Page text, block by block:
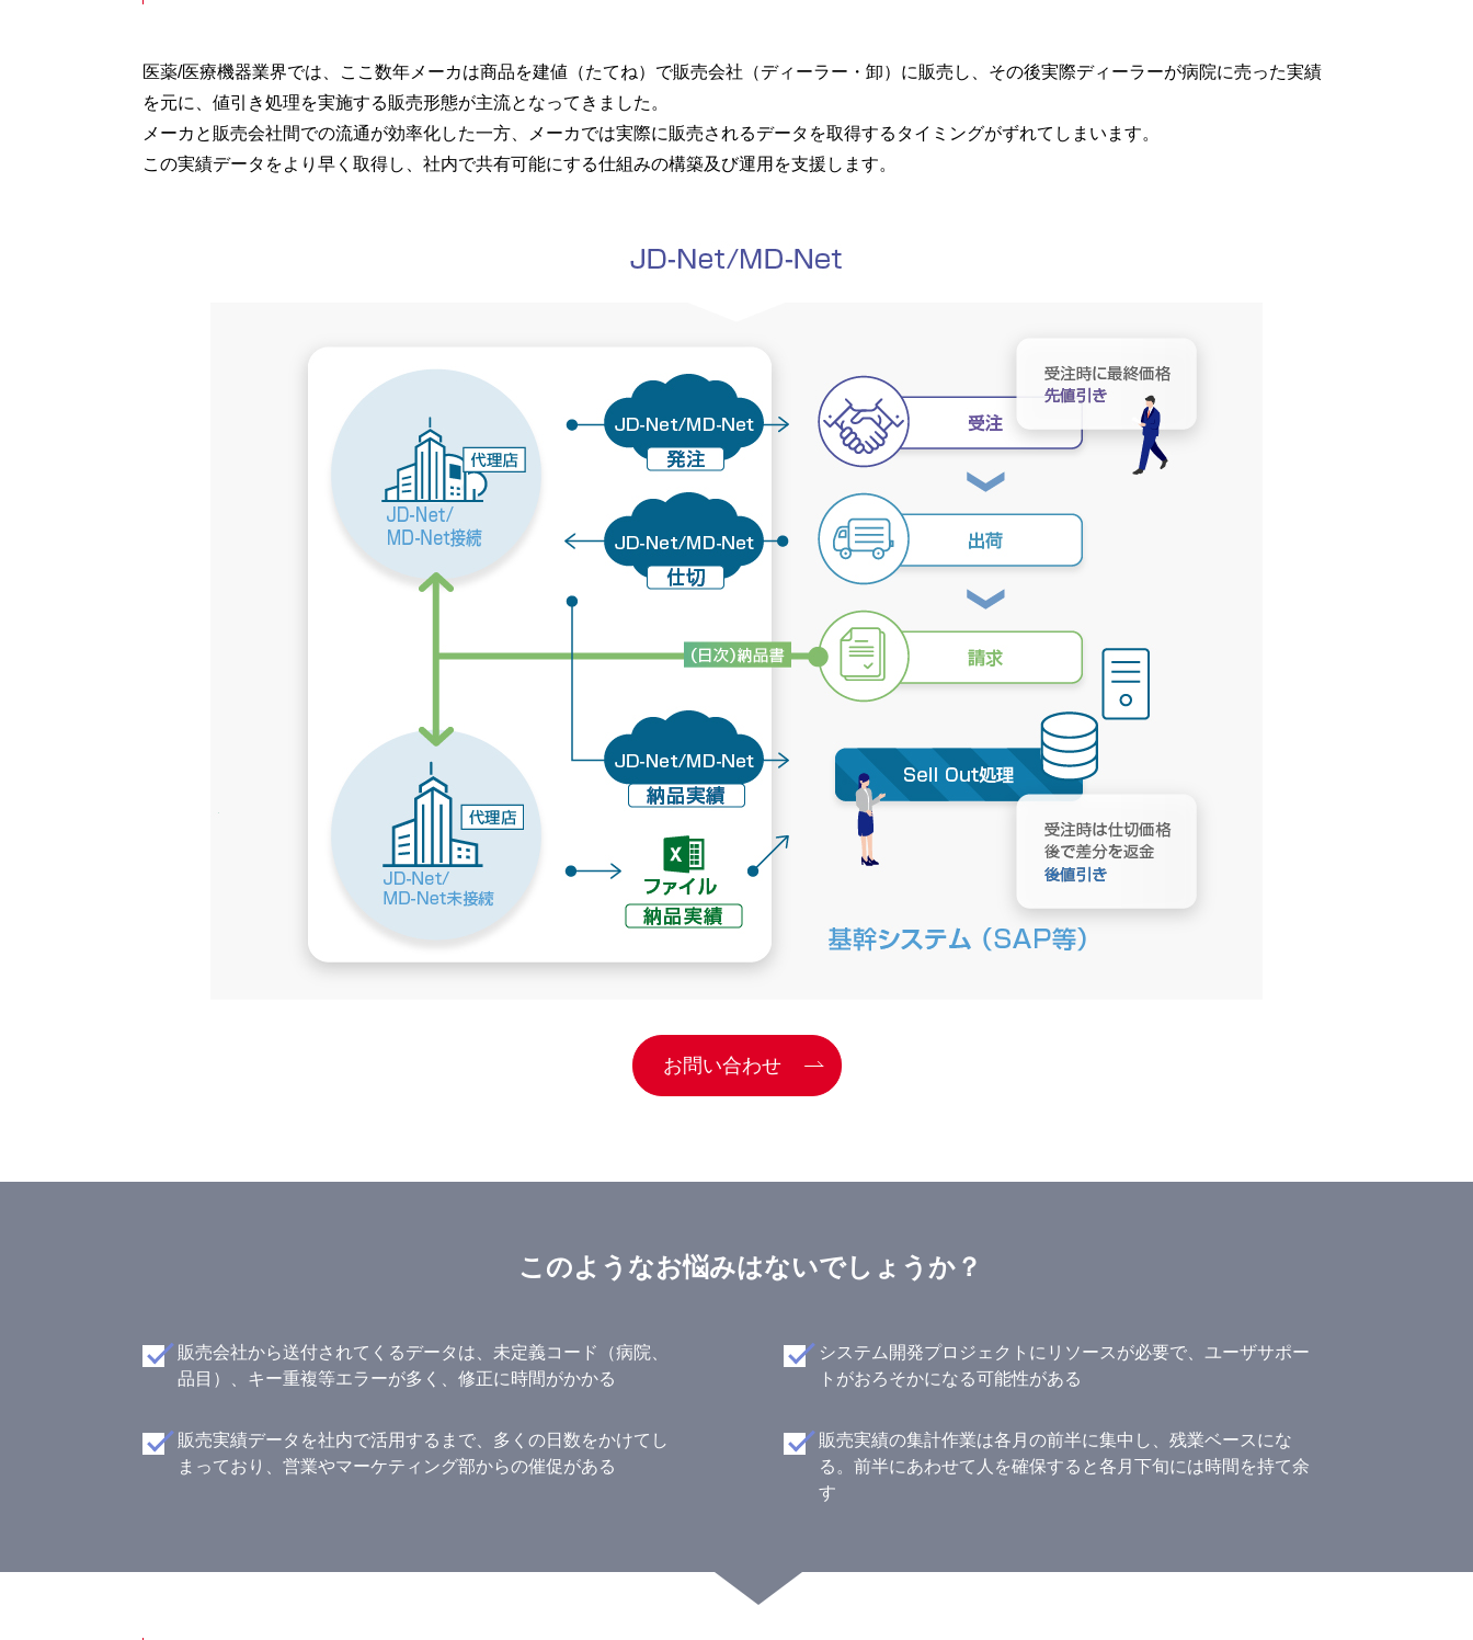
医薬/医療機器業界では、ここ数年メーカは商品を建値（たてね）で販売会社（ディーラー・卸）に販売し、その後実際ディーラーが病院に売った実績
を元に、値引き処理を実施する販売形態が主流となってきました。
メーカと販売会社間での流通が効率化した一方、メーカでは実際に販売されるデータを取得するタイミングがずれてしまいます。
この実績データをより早く取得し、社内で共有可能にする仕組みの構築及び運用を支援します。
お問い合わせ
このようなお悩みはないでしょうか？
販売会社から送付されてくるデータは、未定義コード（病院、
品目）、キー重複等エラーが多く、修正に時間がかかる
システム開発プロジェクトにリソースが必要で、ユーザサポー
トがおろそかになる可能性がある
販売実績データを社内で活用するまで、多くの日数をかけてし
まっており、営業やマーケティング部からの催促がある
販売実績の集計作業は各月の前半に集中し、残業ベースにな
る。前半にあわせて人を確保すると各月下旬には時間を持て余
す